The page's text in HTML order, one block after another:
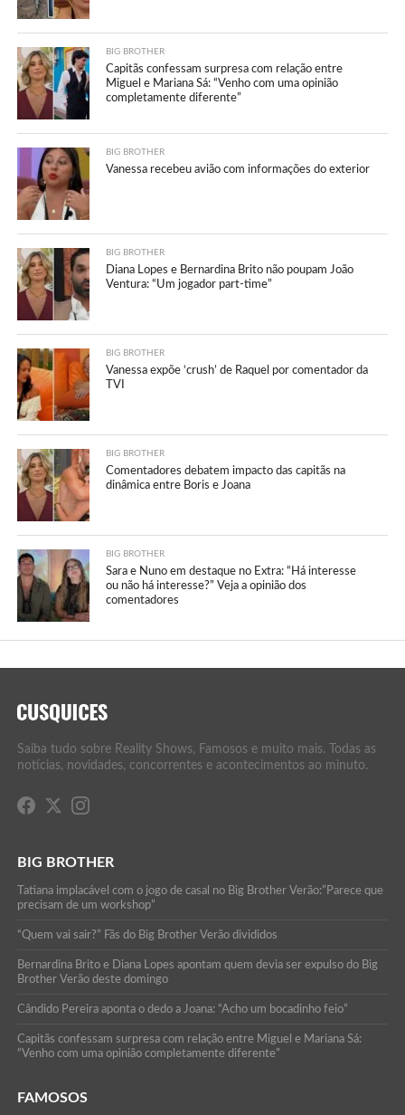
BIG BROTHER
Capitãs confessam surpresa com relação entre
Miguel e Mariana Sá: “Venho com uma opinião
completamente diferente”
BIG BROTHER
Vanessa recebeu avião com informações do exterior
BIG BROTHER
Diana Lopes e Bernardina Brito não poupam João
Ventura: “Um jogador part-time”
BIG BROTHER
Vanessa expõe ‘crush’ de Raquel por comentador da
TVI
BIG BROTHER
Comentadores debatem impacto das capitãs na
dinâmica entre Boris e Joana
BIG BROTHER
Sara e Nuno em destaque no Extra: “Há interesse
ou não há interesse?” Veja a opinião dos
comentadores
Saiba tudo sobre Reality Shows, Famosos e muito mais. Todas as
notícias, novidades, concorrentes e acontecimentos ao minuto.
BIG BROTHER
Tatiana implacável com o jogo de casal no Big Brother Verão:”Parece que
precisam de um workshop”
“Quem vai sair?” Fãs do Big Brother Verão divididos
Bernardina Brito e Diana Lopes apontam quem devia ser expulso do Big
Brother Verão deste domingo
Cândido Pereira aponta o dedo a Joana: “Acho um bocadinho feio”
Capitãs confessam surpresa com relação entre Miguel e Mariana Sá:
“Venho com uma opinião completamente diferente”
FAMOSOS